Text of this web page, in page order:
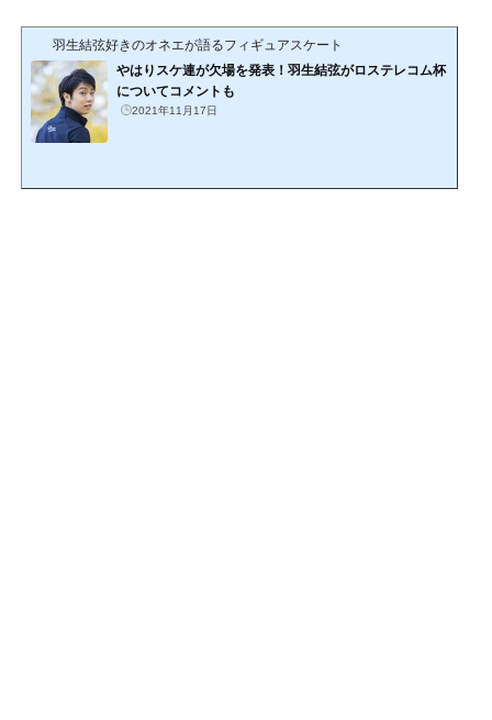
羽生結弦好きのオネエが語るフィギュアスケート
やはりスケ連が欠場を発表！羽生結弦がロステレコム杯
についてコメントも
2021年11月17日